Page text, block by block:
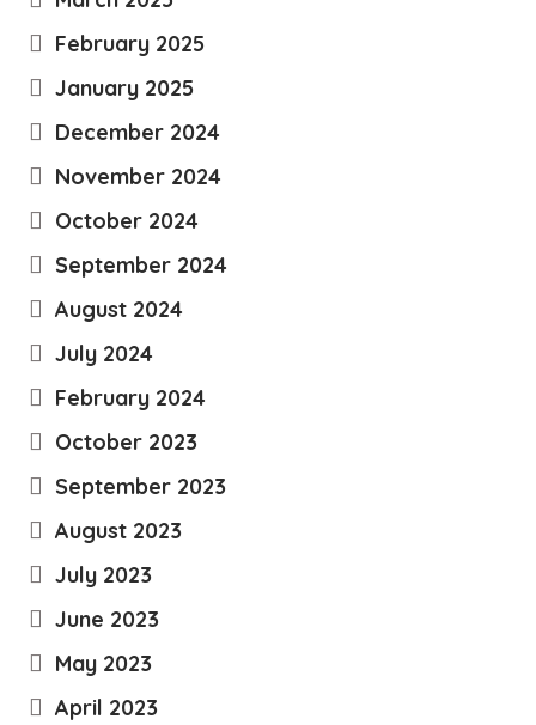
February 2025
January 2025
December 2024
November 2024
October 2024
September 2024
August 2024
July 2024
February 2024
October 2023
September 2023
August 2023
July 2023
June 2023
May 2023
April 2023